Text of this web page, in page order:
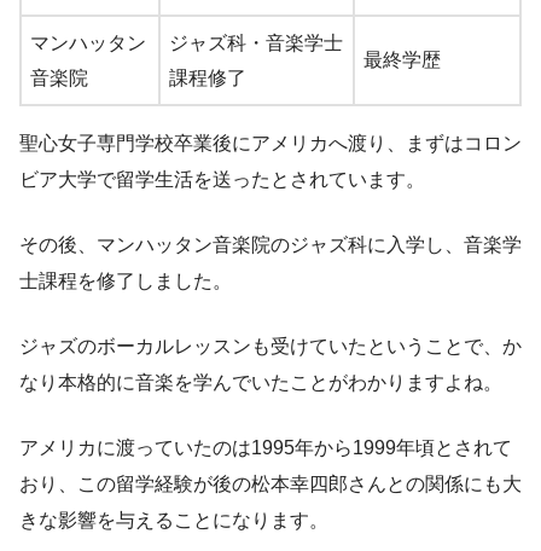
マンハッタン
音楽院
ジャズ科・音楽学士
課程修了
最終学歴
聖心女子専門学校卒業後にアメリカへ渡り、まずはコロン
ビア大学で留学生活を送ったとされています。
その後、マンハッタン音楽院のジャズ科に入学し、音楽学
士課程を修了しました。
ジャズのボーカルレッスンも受けていたということで、か
なり本格的に音楽を学んでいたことがわかりますよね。
アメリカに渡っていたのは1995年から1999年頃とされて
おり、この留学経験が後の松本幸四郎さんとの関係にも大
きな影響を与えることになります。